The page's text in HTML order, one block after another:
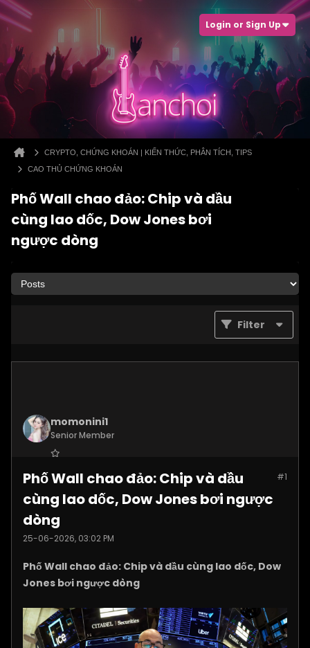
Login or Sign Up
CRYPTO, CHỨNG KHOÁN | KIẾN THỨC, PHÂN TÍCH, TIPS
CAO THỦ CHỨNG KHOÁN
Phố Wall chao đảo: Chip và dầu
cùng lao dốc, Dow Jones bơi
ngược dòng
Filter
momonini1
Senior Member
Posts: 5399 #1
Phố Wall chao đảo: Chip và dầu
cùng lao dốc, Dow Jones bơi ngược
dòng
25-06-2026, 03:02 PM
Phố Wall chao đảo: Chip và dầu cùng lao dốc, Dow
Jones bơi ngược dòng